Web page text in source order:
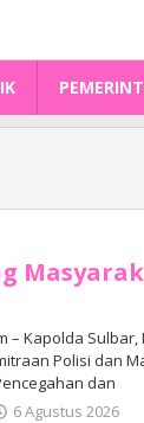
– Kapolda Sulbar,
Polisi dan
dan
6 Agustus 2026